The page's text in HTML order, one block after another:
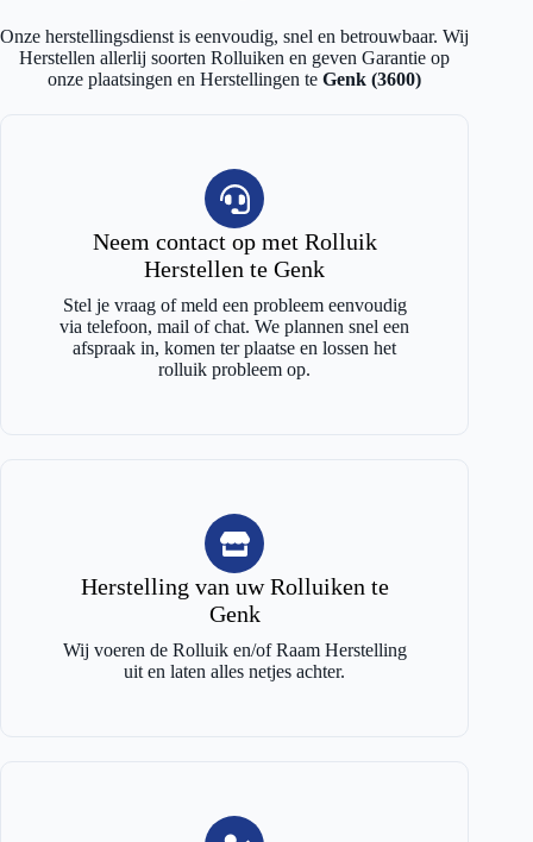
Onze herstellingsdienst is eenvoudig, snel en betrouwbaar. Wij
Herstellen allerlij soorten Rolluiken en geven Garantie op
onze plaatsingen en Herstellingen teGenk (3600)
Neem contact op met Rolluik
Herstellen te Genk
Stel je vraag of meld een probleem eenvoudig
via telefoon, mail of chat. We plannen snel een
afspraak in, komen ter plaatse en lossen het
rolluik probleem op.
Herstelling van uw Rolluiken te
Genk
Wij voeren de Rolluik en/of Raam Herstelling
uit en laten alles netjes achter.